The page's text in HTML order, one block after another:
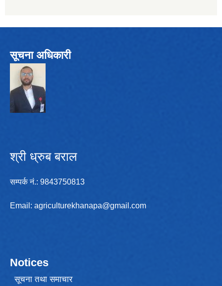
सूचना अधिकारी
श्री ध्रुब बराल
सम्पर्क न‌ं.: 9843750813
Email: agriculturekhanapa@gmail.com
Notices
सूचना तथा समाचार